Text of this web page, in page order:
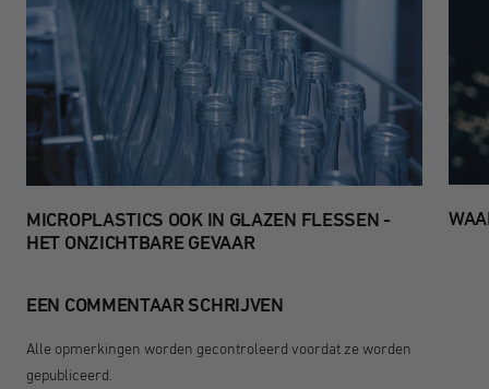
MICROPLASTICS OOK IN GLAZEN FLESSEN -
HET ONZICHTBARE GEVAAR
EEN COMMENTAAR SCHRIJVEN
Alle opmerkingen worden gecontroleerd voordat ze worden
gepubliceerd.